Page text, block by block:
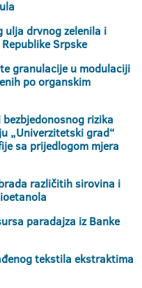
drvnog zelenila i
Srpske
granulacije u modulaciji
po organskim
rizika
„Univerzitetski grad“
sa prijedlogom mjera
različitih sirovina i
paradajza iz Banke
tekstila ekstraktima